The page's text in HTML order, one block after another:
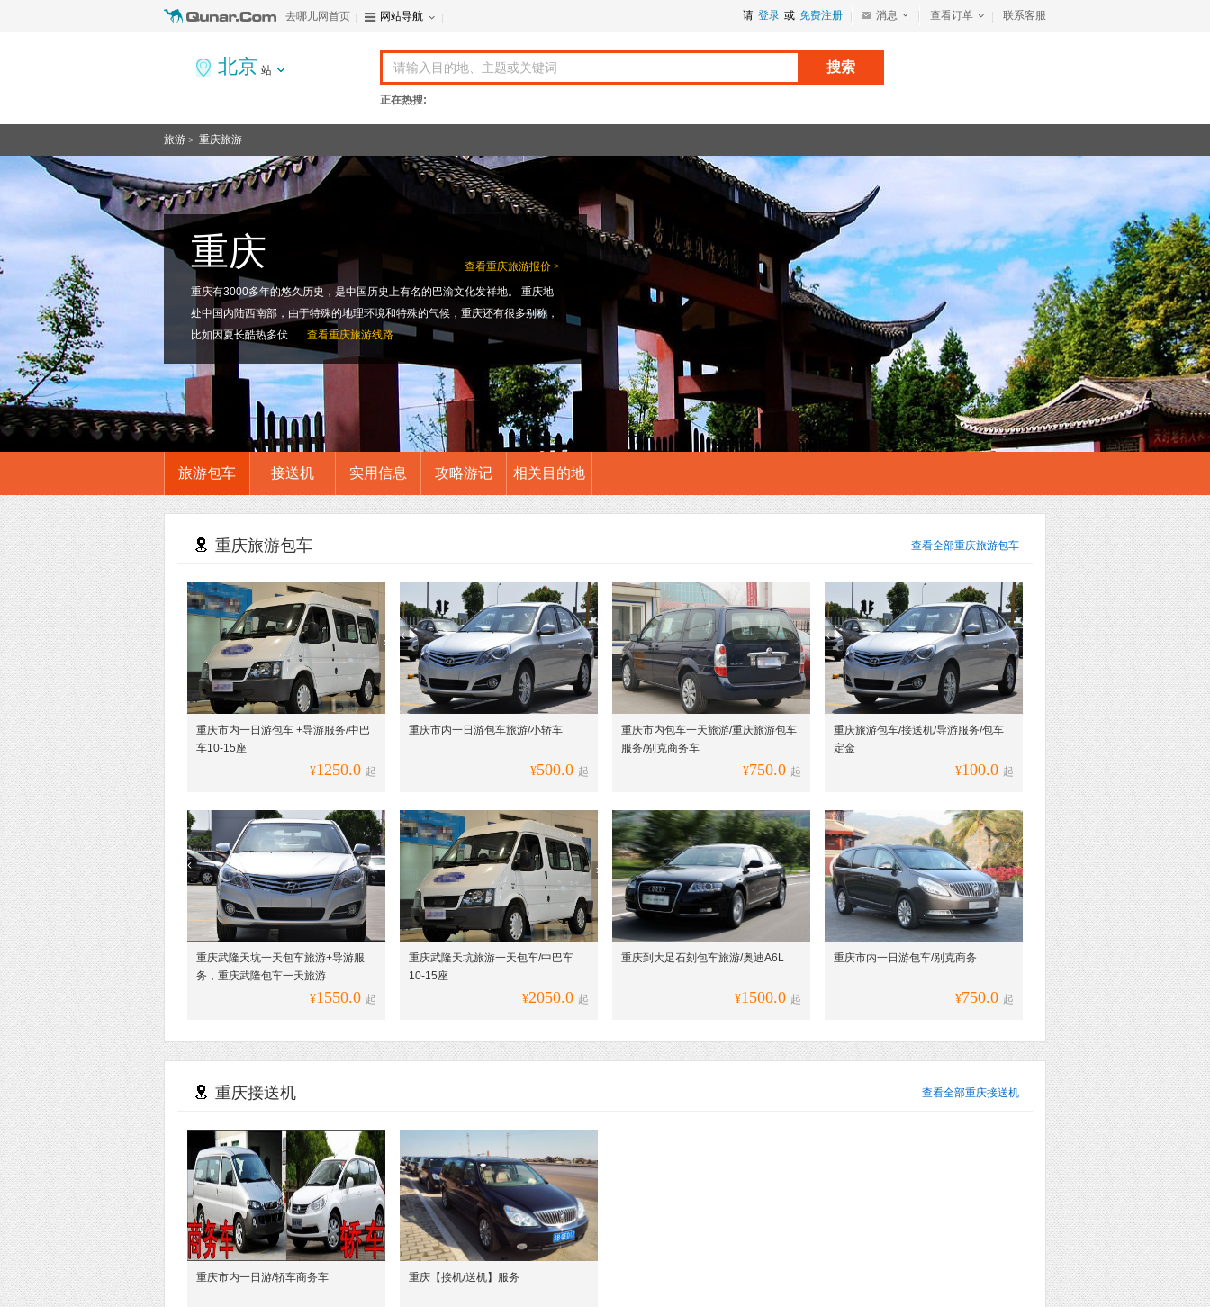
请 登录 或 免费注册 消息 查看订单 联系客服
去哪儿网首页 网站导航
北京 站 搜索
正在热搜:
旅游 > 重庆旅游
查看重庆旅游报价 >
重庆
重庆有3000多年的悠久历史，是中国历史上有名的巴渝文化发祥地。 重庆地
处中国内陆西南部，由于特殊的地理环境和特殊的气候，重庆还有很多别称，
比如因夏长酷热多伏...
查看重庆旅游线路
旅游包车 接送机 实用信息 攻略游记 相关目的地
查看全部重庆旅游包车
重庆旅游包车
重庆市内一日游包车 +导游服务/中巴
车10-15座
¥1250.0 起
重庆市内一日游包车旅游/小轿车
¥500.0 起
重庆市内包车一天旅游/重庆旅游包车
服务/别克商务车
¥750.0 起
重庆旅游包车/接送机/导游服务/包车
定金
¥100.0 起
重庆武隆天坑一天包车旅游+导游服
务，重庆武隆包车一天旅游
¥1550.0 起
重庆武隆天坑旅游一天包车/中巴车
10-15座
¥2050.0 起
重庆到大足石刻包车旅游/奥迪A6L
¥1500.0 起
重庆市内一日游包车/别克商务
¥750.0 起
查看全部重庆接送机
重庆接送机
重庆市内一日游/轿车商务车 重庆【接机/送机】服务